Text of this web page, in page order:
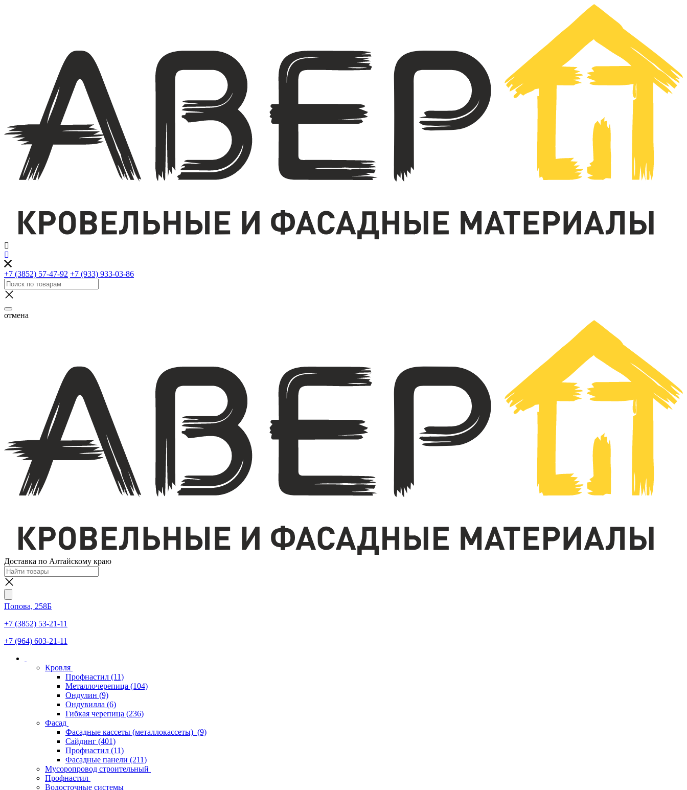
+7 (3852) 57-47-92 +7 (933) 933-03-86
отмена
Доставка по Алтайскому краю
Попова, 258Б
+7 (3852) 53-21-11
+7 (964) 603-21-11
Кровля
Профнастил (11)
Металлочерепица (104)
Ондулин (9)
Ондувилла (6)
Гибкая черепица (236)
Фасад
Фасадные кассеты (металлокассеты) (9)
Сайдинг (401)
Профнастил (11)
Фасадные панели (211)
Мусоропровод строительный
Профнастил
Водосточные системы